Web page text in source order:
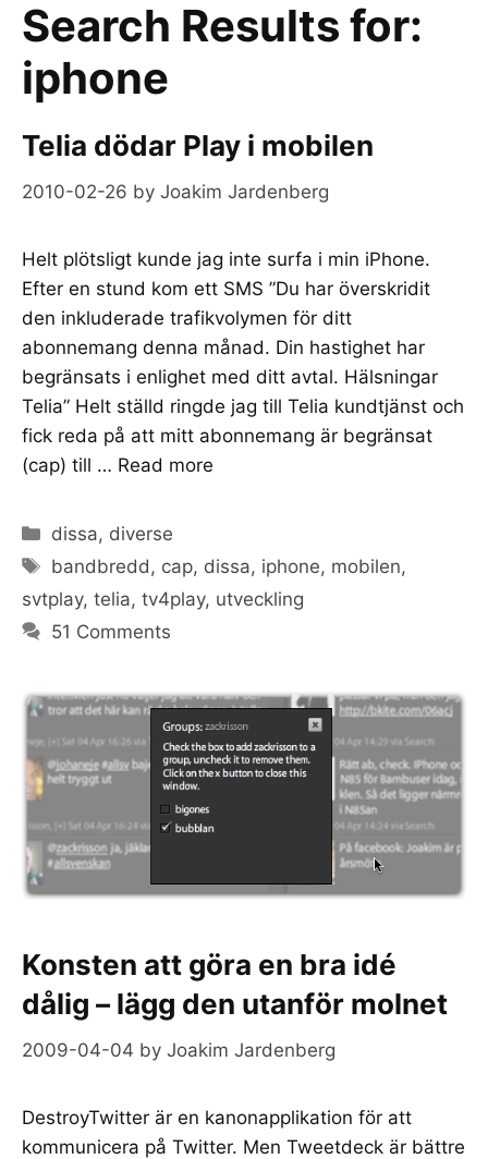
Search Results for:
iphone
Telia dödar Play i mobilen
2010-02-26 by Joakim Jardenberg
Helt plötsligt kunde jag inte surfa i min iPhone.
Efter en stund kom ett SMS ”Du har överskridit
den inkluderade trafikvolymen för ditt
abonnemang denna månad. Din hastighet har
begränsats i enlighet med ditt avtal. Hälsningar
Telia” Helt ställd ringde jag till Telia kundtjänst och
fick reda på att mitt abonnemang är begränsat
(cap) till … Read more
Categories
dissa, diverse
Tags
bandbredd , cap, dissa, iphone, mobilen,
svtplay, telia, tv4play, utveckling
51 Comments
Konsten att göra en bra idé
dålig – lägg den utanför molnet
2009-04-04 by Joakim Jardenberg
DestroyTwitter är en kanonapplikation för att
kommunicera på Twitter. Men Tweetdeck är bättre